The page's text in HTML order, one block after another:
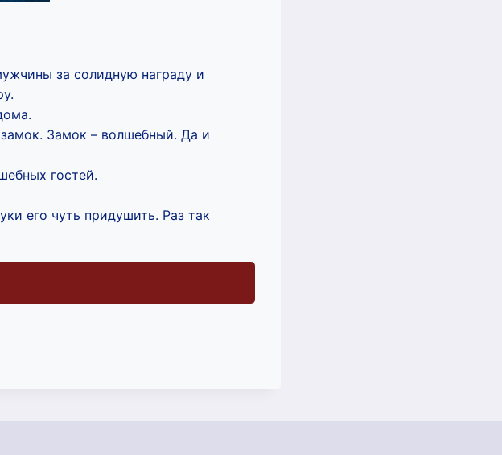
за солидную награду и
Замок – волшебный. Да и
гостей.
его чуть придушить. Раз так